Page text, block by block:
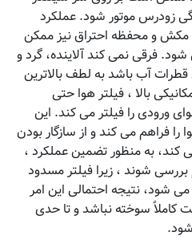
زودرس موتور شود. عملکرد
مکش و محفظه احتراق نیز ممکن
فرقی نمی کند آلاینده، گرد و
آب باشد به لطف بالاترین
بالا ، فیلتر هوا حتی
ورودی را فیلتر می کند. این
فراهم می کند و از سازگار بودن
کند، به منظور تضمین عملکرد ،
شوند ، زیرا فیلتر مسدود
شود، نتیجه احتمالی این امر
سوخته نباشد و تا حدی